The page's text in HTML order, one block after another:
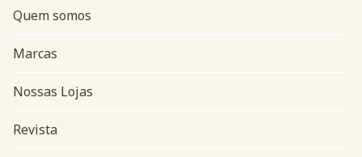
Quem somos
Marcas
Nossas Lojas
Revista